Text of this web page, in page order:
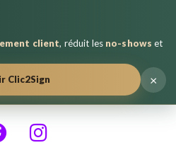
client, réduit les no-shows et
Clic2Sign
×